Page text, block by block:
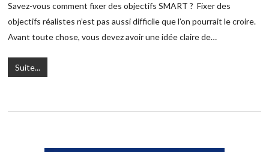
Savez-vous comment fixer des objectifs SMART ? Fixer des
objectifs réalistes n’est pas aussi difficile que l’on pourrait le croire.
Avant toute chose, vous devez avoir une idée claire de…
Suite...